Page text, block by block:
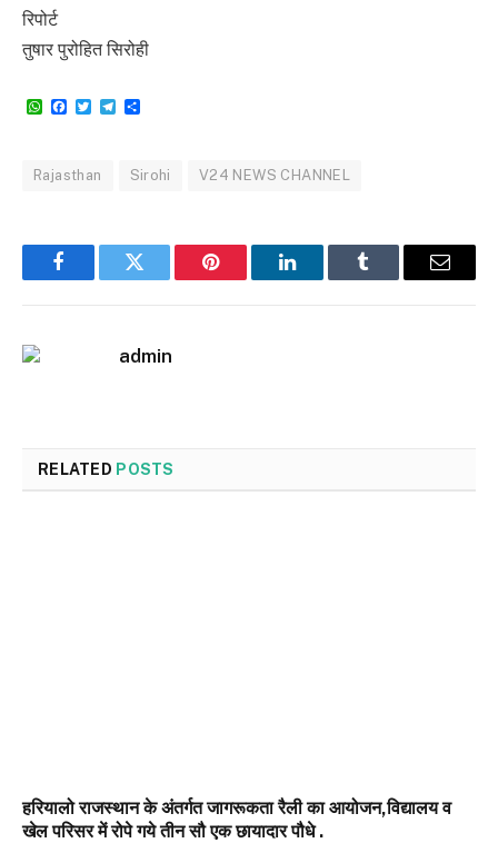
रिपोर्ट
तुषार पुरोहित सिरोही
WhatsApp
Facebook
TwitterTelegram
Rajasthan Sirohi V24 NEWS CHANNEL
FacebookTwitter Pinterest LinkedInTumblr Email
admin
RELATED POSTS
हरियालो राजस्थान के अंतर्गत जागरूकता रैली का आयोजन,विद्यालय व
खेल परिसर में रोपे गये तीन सौ एक छायादार पौधे .